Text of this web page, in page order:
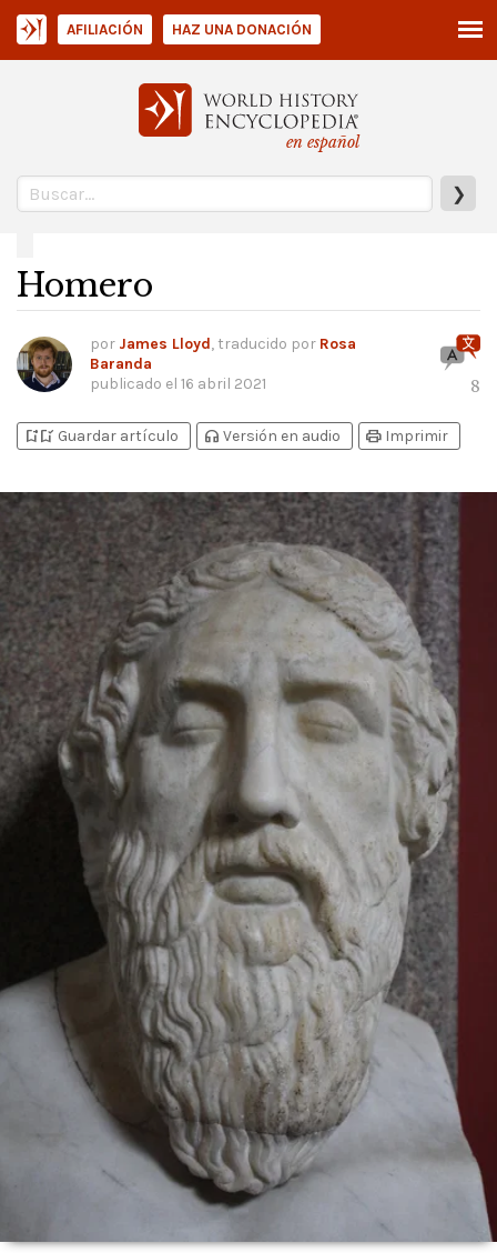
en español
❯
AFILIACIÓN HAZ UNA DONACIÓN
Homero
por James Lloyd, traducido por Rosa
Baranda
publicado el 16 abril 2021 8
bookmark_addbookmark_added Guardar artículo headphones Versión en audio print Imprimir